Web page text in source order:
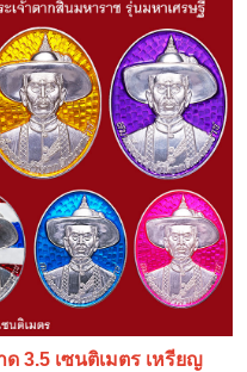
3.5 เซนติเมตร เหรียญ